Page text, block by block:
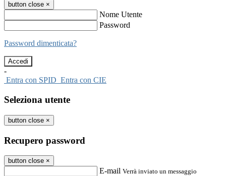
button close ×
Nome Utente
Password
Password dimenticata?
-
Entra con SPID Entra con CIE
Seleziona utente
button close ×
Recupero password
button close ×
E-mail Verrà inviato un messaggio